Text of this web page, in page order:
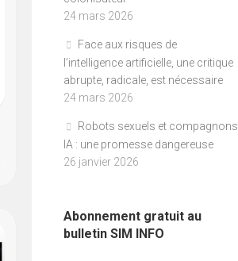
24 mars 2026
Face aux risques de
l’intelligence artificielle, une critique
abrupte, radicale, est nécessaire
24 mars 2026
Robots sexuels et compagnons
IA : une promesse dangereuse
26 janvier 2026
Abonnement gratuit au
bulletin SIM INFO